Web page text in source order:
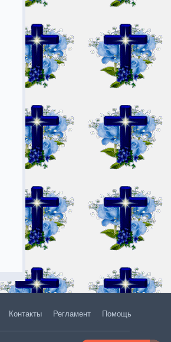
Контакты Регламент Помощь